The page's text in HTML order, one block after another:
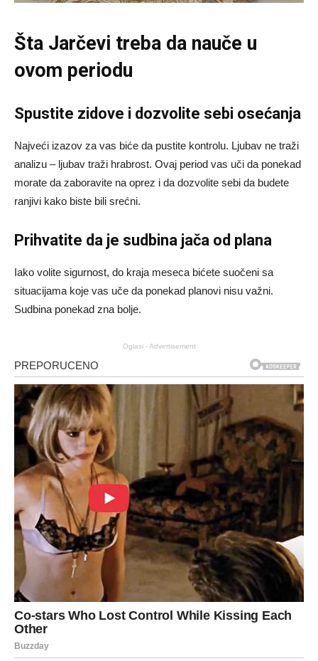
Šta Jarčevi treba da nauče u
ovom periodu
Spustite zidove i dozvolite sebi osećanja
Najveći izazov za vas biće da pustite kontrolu. Ljubav ne traži
analizu – ljubav traži hrabrost. Ovaj period vas uči da ponekad
morate da zaboravite na oprez i da dozvolite sebi da budete
ranjivi kako biste bili srećni.
Prihvatite da je sudbina jača od plana
Iako volite sigurnost, do kraja meseca bićete suočeni sa
situacijama koje vas uče da ponekad planovi nisu važni.
Sudbina ponekad zna bolje.
Oglasi - Advertisement